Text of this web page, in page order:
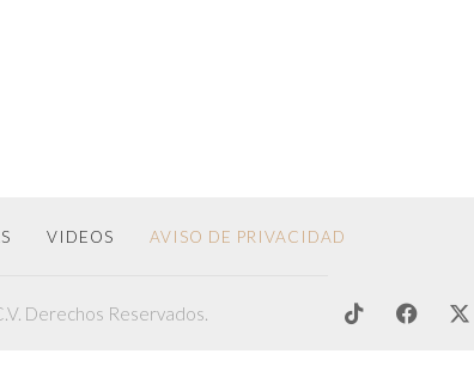
VIDEOS AVISO DE PRIVACIDAD
Derechos Reservados.